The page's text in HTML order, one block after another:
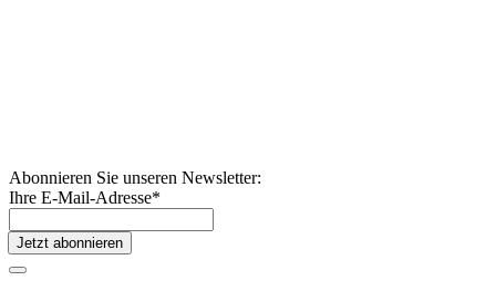
Abonnieren Sie unseren Newsletter:
Ihre E-Mail-Adresse*
Jetzt abonnieren